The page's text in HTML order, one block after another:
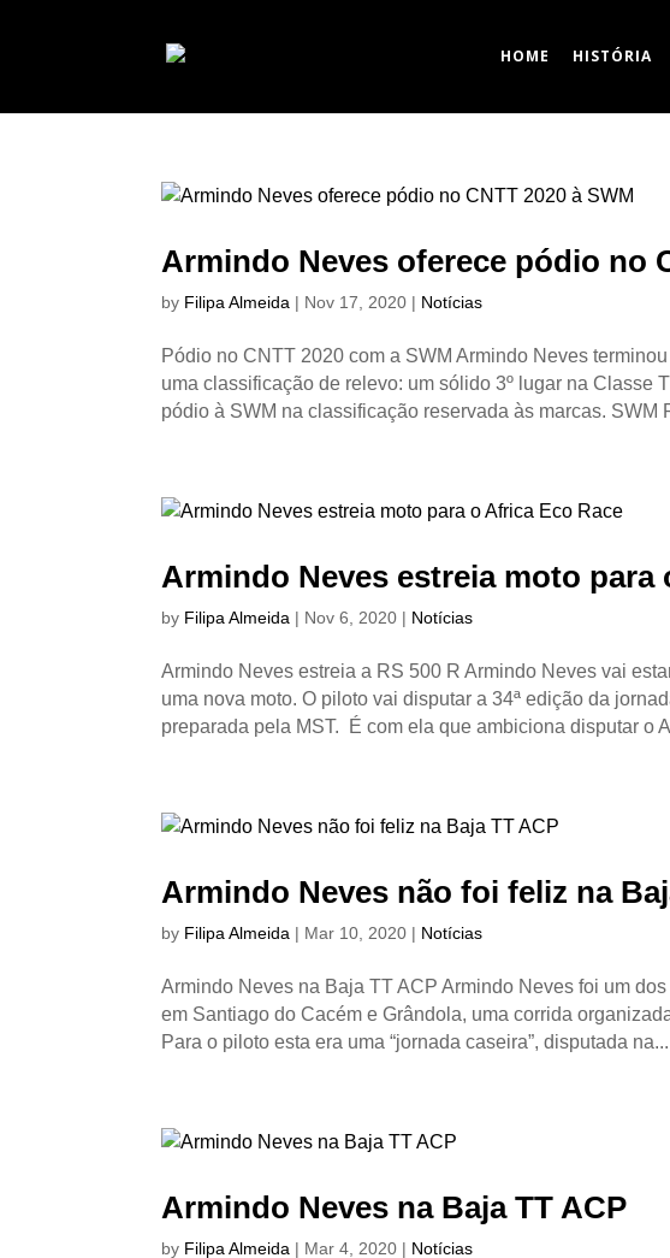
HOME HISTÓRIA
Armindo Neves oferece pódio no
by Filipa Almeida | Nov 17, 2020 | Notícias
Pódio no CNTT 2020 com a SWM Armindo Neves
uma classificação de relevo: um sólido 3º lugar na Classe
pódio à SWM na classificação reservada às marcas. SWM
Armindo Neves estreia moto para
by Filipa Almeida | Nov 6, 2020 | Notícias
Armindo Neves estreia a RS 500 R Armindo Neves vai
uma nova moto. O piloto vai disputar a 34ª edição da
preparada pela MST. É com ela que ambiciona disputar o
Armindo Neves não foi feliz na
by Filipa Almeida | Mar 10, 2020 | Notícias
Armindo Neves na Baja TT ACP Armindo Neves foi um
em Santiago do Cacém e Grândola, uma corrida
Para o piloto esta era uma “jornada caseira”, disputada na...
Armindo Neves na Baja TT ACP
by Filipa Almeida | Mar 4, 2020 | Notícias